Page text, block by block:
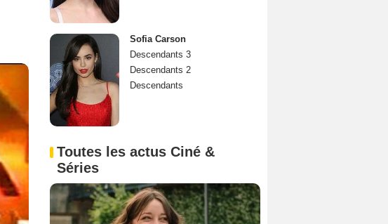
Sofia Carson
Descendants 3
Descendants 2
Descendants
Toutes les actus Ciné &
Séries